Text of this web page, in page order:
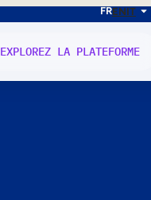
FRENIT
EXPLOREZ LA PLATEFORME